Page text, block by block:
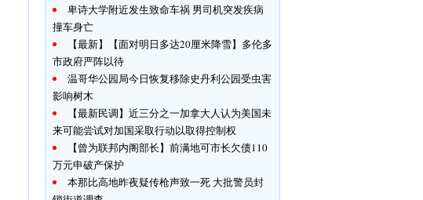
卑诗大学附近发生致命车祸 男司机突发疾病
撞车身亡
【最新】【面对明日多达20厘米降雪】多伦多
市政府严阵以待
温哥华公园局今日恢复移除史丹利公园受虫害
影响树木
【最新民调】近三分之一加拿大人认为美国未
来可能尝试对加国采取行动以取得控制权
【曾为联邦内阁部长】前满地可市长欠债110
万元申破产保护
本那比高地昨夜疑传枪声致一死 大批警员封